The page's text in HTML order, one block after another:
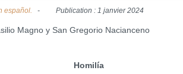
español. Publication : 1 janvier 2024
Magno y San Gregorio Nacianceno
Homilía